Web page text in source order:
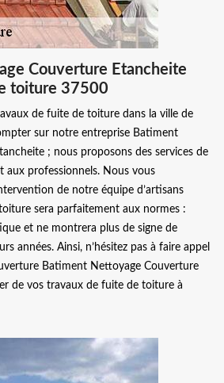
Couverture Etancheite
toiture 37500
de fuite de toiture dans la ville de
sur notre entreprise Batiment
; nous proposons des services de
aux professionnels. Nous vous
de notre équipe d’artisans
sera parfaitement aux normes :
et ne montrera plus de signe de
années. Ainsi, n’hésitez pas à faire appel
Batiment Nettoyage Couverture
de vos travaux de fuite de toiture à